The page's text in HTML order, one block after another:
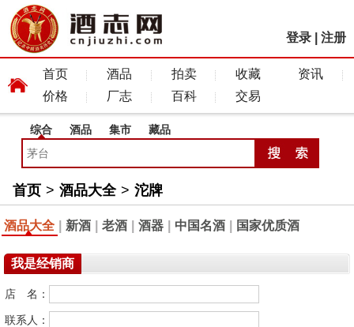
登录 注册
首页 酒品 拍卖 收藏
资讯
价格
厂志 百科 交易
综合 酒品 集市 藏品
首页 > 酒品大全 > 沱牌
酒品大全 新酒 老酒 酒器 中国名酒 国家优质酒
我是经销商
店 名：
联系人：